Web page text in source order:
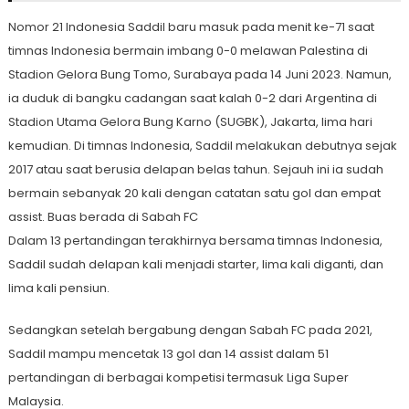
Nomor 21 Indonesia Saddil baru masuk pada menit ke-71 saat
timnas Indonesia bermain imbang 0-0 melawan Palestina di
Stadion Gelora Bung Tomo, Surabaya pada 14 Juni 2023. Namun,
ia duduk di bangku cadangan saat kalah 0-2 dari Argentina di
Stadion Utama Gelora Bung Karno (SUGBK), Jakarta, lima hari
kemudian. Di timnas Indonesia, Saddil melakukan debutnya sejak
2017 atau saat berusia delapan belas tahun. Sejauh ini ia sudah
bermain sebanyak 20 kali dengan catatan satu gol dan empat
assist. Buas berada di Sabah FC
Dalam 13 pertandingan terakhirnya bersama timnas Indonesia,
Saddil sudah delapan kali menjadi starter, lima kali diganti, dan
lima kali pensiun.
Sedangkan setelah bergabung dengan Sabah FC pada 2021,
Saddil mampu mencetak 13 gol dan 14 assist dalam 51
pertandingan di berbagai kompetisi termasuk Liga Super
Malaysia.